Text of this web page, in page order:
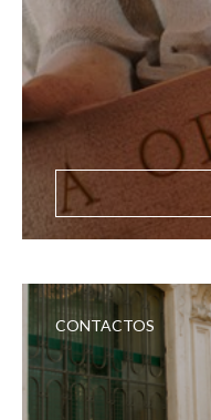
CONTACTOS